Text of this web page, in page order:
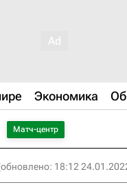
Экономика
Матч-центр
18:12